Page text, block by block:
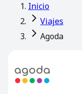
Inicio
Viajes
Agoda